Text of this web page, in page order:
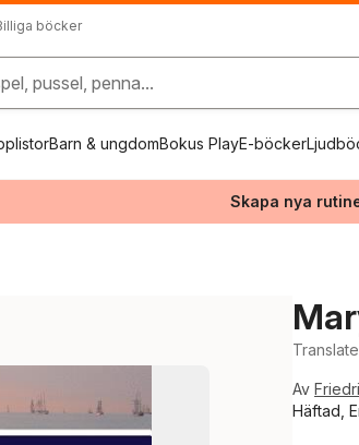
böcker
pussel, penna...
Barn & ungdomBokus PlayE-böcker
Skapa nya
Av
Häftad,